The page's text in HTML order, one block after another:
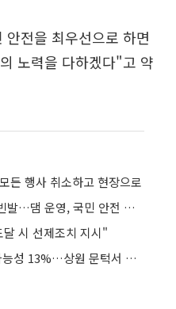
전을 최우선으로 하면
노력을 다하겠다"고 약
든 행사 취소하고 현장으로
한화진 환경 장관 "극한 홍수 빈발…댐 운영, 국민 안전 최우선으로 접근"
시 선제조치 지시"
美 클래리티 법안 연내 통과 가능성 13%…상원 문턱서 제동